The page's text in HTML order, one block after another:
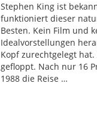
Stephen King ist
funktioniert dieser
Besten. Kein Film und
Idealvorstellungen
Kopf zurechtgelegt
gefloppt. Nach nur 16
1988 die Reise …